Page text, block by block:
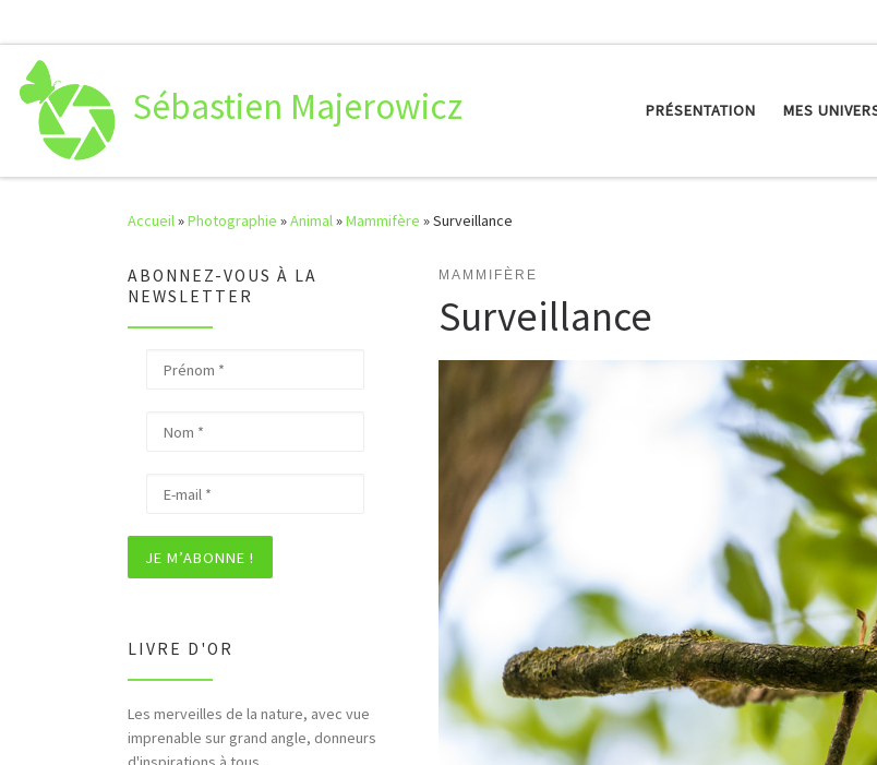
Sébastien Majerowicz PRÉSENTATION MES
Accueil»Photographie »Animal»Mammifère »Surveillance
MAMMIFÈRE
Surveillance
ABONNEZ-VOUS À LA
NEWSLETTER
LIVRE D'OR
Les merveilles de la nature, avec vue
imprenable sur grand angle, donneurs
Bonjour et merci pour tous ces
hommages rendus à la nature (faune,